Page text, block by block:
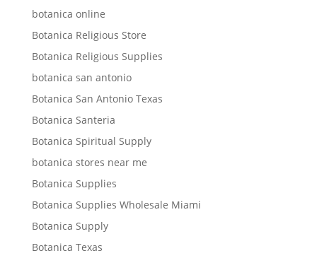
botanica online
Botanica Religious Store
Botanica Religious Supplies
botanica san antonio
Botanica San Antonio Texas
Botanica Santeria
Botanica Spiritual Supply
botanica stores near me
Botanica Supplies
Botanica Supplies Wholesale Miami
Botanica Supply
Botanica Texas